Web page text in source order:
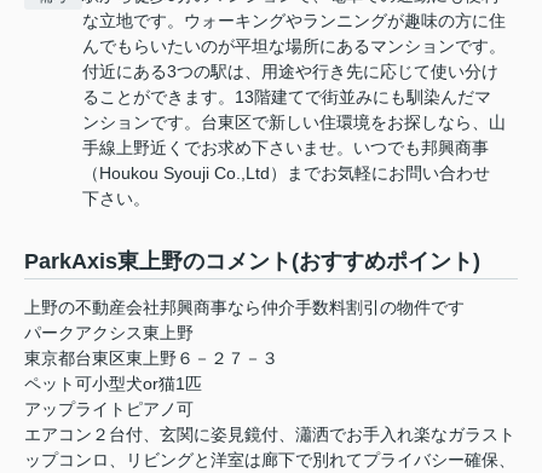
な立地です。ウォーキングやランニングが趣味の方に住
んでもらいたいのが平坦な場所にあるマンションです。
付近にある3つの駅は、用途や行き先に応じて使い分け
ることができます。13階建てで街並みにも馴染んだマ
ンションです。台東区で新しい住環境をお探しなら、山
手線上野近くでお求め下さいませ。いつでも邦興商事
（Houkou Syouji Co.,Ltd）までお気軽にお問い合わせ
下さい。
ParkAxis東上野のコメント(おすすめポイント)
上野の不動産会社邦興商事なら仲介手数料割引の物件です
パークアクシス東上野
東京都台東区東上野６－２７－３
ペット可小型犬or猫1匹
アップライトピアノ可
エアコン２台付、玄関に姿見鏡付、瀟洒でお手入れ楽なガラスト
ップコンロ、リビングと洋室は廊下で別れてプライバシー確保、